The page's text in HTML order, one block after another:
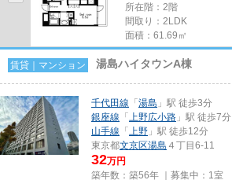
所在階：2階
間取り：2LDK
面積：61.69㎡
賃貸｜マンション 湯島ハイタウンA棟
千代田線 「 湯島 」駅 徒歩3分
銀座線 「 上野広小路 」駅 徒歩7分
山手線 「 上野 」駅 徒歩12分
東京都文京区湯島 ４丁目6-11
32万円
築年数：築56年 ｜募集中： 1室